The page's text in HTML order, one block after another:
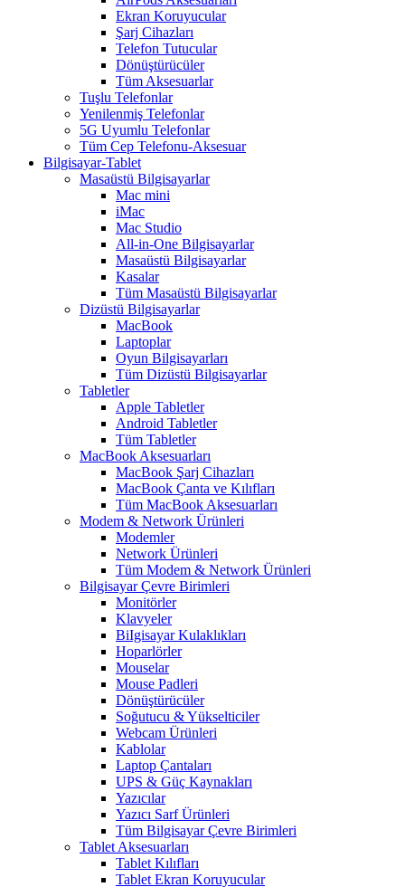
Ekran Koruyucular
Şarj Cihazları
Telefon Tutucular
Dönüştürücüler
Tüm Aksesuarlar
Tuşlu Telefonlar
Yenilenmiş Telefonlar
5G Uyumlu Telefonlar
Tüm Cep Telefonu-Aksesuar
Bilgisayar-Tablet
Masaüstü Bilgisayarlar
Mac mini
iMac
Mac Studio
All-in-One Bilgisayarlar
Masaüstü Bilgisayarlar
Kasalar
Tüm Masaüstü Bilgisayarlar
Dizüstü Bilgisayarlar
MacBook
Laptoplar
Oyun Bilgisayarları
Tüm Dizüstü Bilgisayarlar
Tabletler
Apple Tabletler
Android Tabletler
Tüm Tabletler
MacBook Aksesuarları
MacBook Şarj Cihazları
MacBook Çanta ve Kılıfları
Tüm MacBook Aksesuarları
Modem & Network Ürünleri
Modemler
Network Ürünleri
Tüm Modem & Network Ürünleri
Bilgisayar Çevre Birimleri
Monitörler
Klavyeler
BiIgisayar Kulaklıkları
Hoparlörler
Mouselar
Mouse Padleri
Dönüştürücüler
Soğutucu & Yükselticiler
Webcam Ürünleri
Kablolar
Laptop Çantaları
UPS & Güç Kaynakları
Yazıcılar
Yazıcı Sarf Ürünleri
Tüm Bilgisayar Çevre Birimleri
Tablet Aksesuarları
Tablet Kılıfları
Tablet Ekran Koruyucular